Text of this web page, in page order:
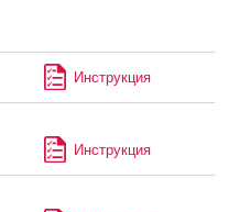
Инструкция
Инструкция